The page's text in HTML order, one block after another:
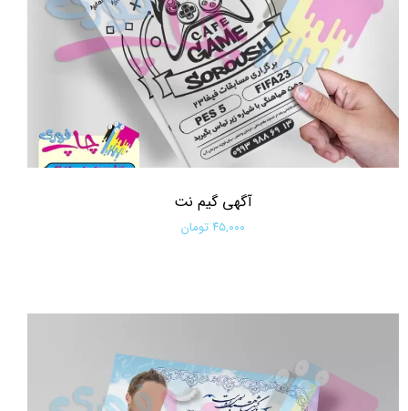
آگهی گیم نت
۴۵,۰۰۰ تومان